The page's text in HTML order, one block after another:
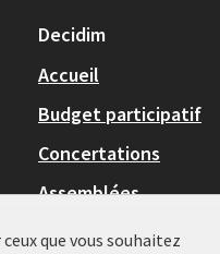
Decidim
Accueil
Budget participatif
Concertations
Assemblées
Actualités
que vous souhaitez